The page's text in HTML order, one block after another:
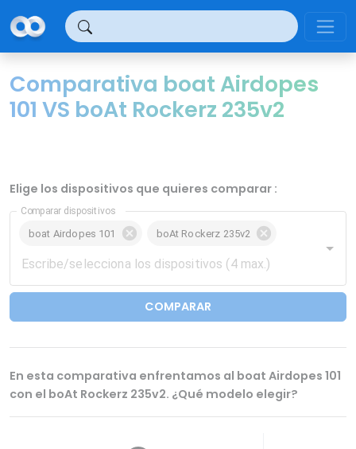
Comparativa boat Airdopes
101 VS boAt Rockerz 235v2
Elige los dispositivos que quieres comparar :
Comparar dispositivos
boat Airdopes 101 boAt Rockerz 235v2
COMPARAR
En esta comparativa enfrentamos al boat Airdopes 101
con el boAt Rockerz 235v2. ¿Qué modelo elegir?
Panel de gestión de cookies